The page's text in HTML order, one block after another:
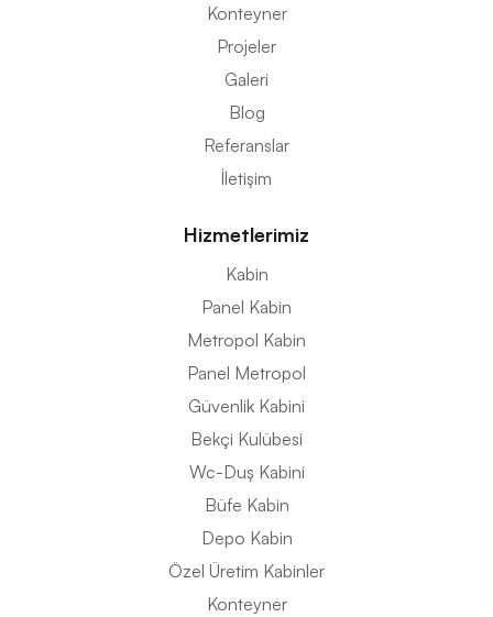
Konteyner
Projeler
Galeri
Blog
Referanslar
İletişim
Hizmetlerimiz
Kabin
Panel Kabin
Metropol Kabin
Panel Metropol
Güvenlik Kabini
Bekçi Kulübesi
Wc-Duş Kabini
Büfe Kabin
Depo Kabin
Özel Üretim Kabinler
Konteyner